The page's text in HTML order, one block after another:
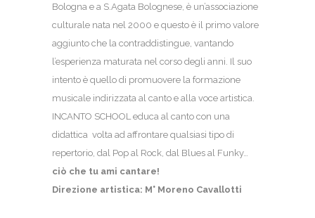
Bologna e a S.Agata Bolognese, è un’associazione
culturale nata nel 2000 e questo è il primo valore
aggiunto che la contraddistingue, vantando
l’esperienza maturata nel corso degli anni. Il suo
intento è quello di promuovere la formazione
musicale indirizzata al canto e alla voce artistica.
INCANTO SCHOOL educa al canto con una
didattica volta ad affrontare qualsiasi tipo di
repertorio, dal Pop al Rock, dal Blues al Funky…
ciò che tu ami cantare!
Direzione artistica: M° Moreno Cavallotti